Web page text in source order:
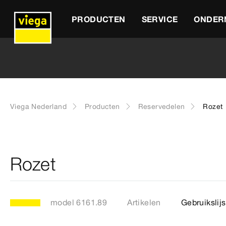
PRODUCTEN SERVICE
Viega Nederland Producten Reservedelen Rozet
Rozet
model 6161.89 Artikelen